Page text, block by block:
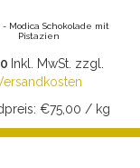
- Modica Schokolade mit
Pistazien
Inkl. MwSt. zzgl.
€75,00 / kg